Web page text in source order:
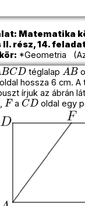
Matematika
II. rész, 14.
*Geometria
BCD
téglalap
AB
oldal hossza 6 cm.
írjuk az ábrán
F
a
CD
oldal egy